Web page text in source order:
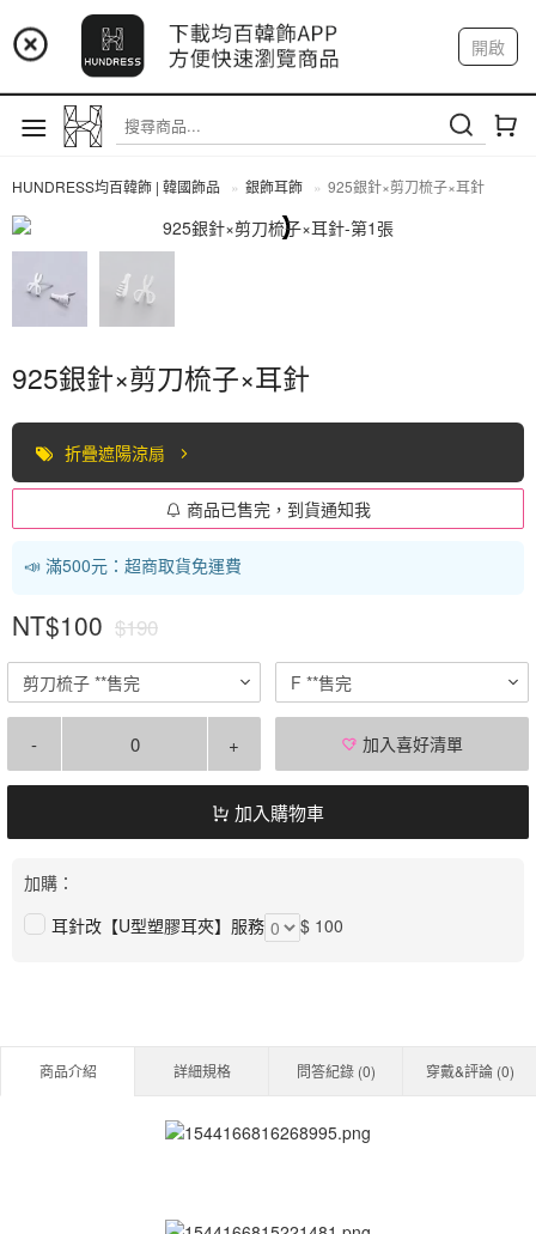
📢 市集預告：9/4-9/6 淡水捷運站
📢 市集預告：9/12-9/13 八里海巡基地
📢 市集預告：8/22-8/23 桃園青埔置地廣場
開啟
註冊 我的帳戶
HUNDRESS均百韓飾 | 韓國飾品 銀飾耳飾 925銀針×剪刀梳子×耳針
全部商品
925銀針×剪刀梳子×耳針
折疊遮陽涼扇
商品已售完，到貨通知我
📣 滿500元：超商取貨免運費
NT$100 $190
剪刀梳子 **售完 F **售完
- + 加入喜好清單
加入購物車
加購：
耳針改【U型塑膠耳夾】服務
$ 100
商品介紹 詳細規格 問答紀錄 (0) 穿戴&評論 (0)